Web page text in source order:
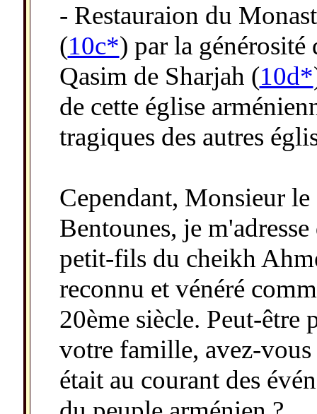
- Restauraion du
(10c*) par la
Qasim de Sharjah (10d*
de cette église
tragiques des autres
Cependant, Monsieur
Bentounes, je
petit-fils du cheikh
reconnu et vénéré
20ème siècle. Peut-être
votre famille, avez-
était au courant des